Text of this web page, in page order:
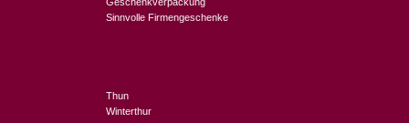
Geschenkverpackung
Sinnvolle Firmengeschenke
Thun
Winterthur